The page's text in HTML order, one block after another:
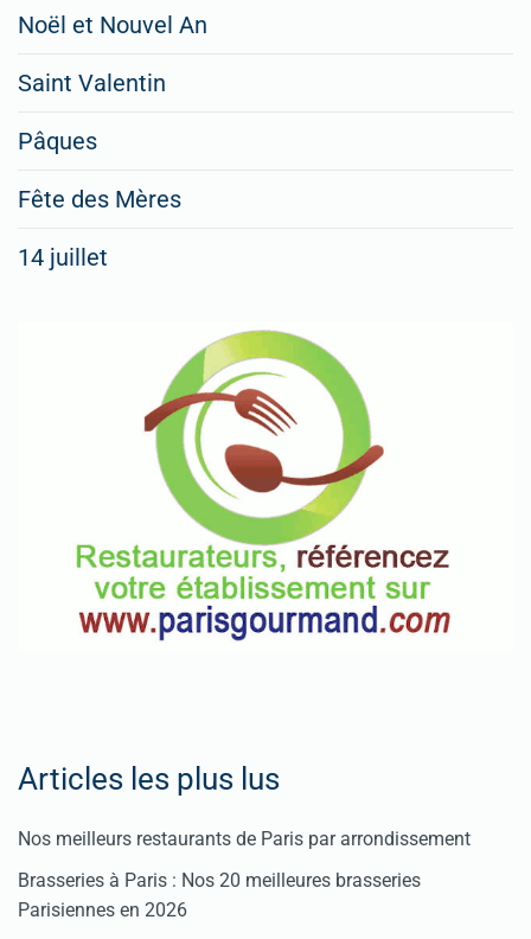
Noël et Nouvel An
Saint Valentin
Pâques
Fête des Mères
14 juillet
Articles les plus lus
Nos meilleurs restaurants de Paris par arrondissement
Brasseries à Paris : Nos 20 meilleures brasseries
Parisiennes en 2026